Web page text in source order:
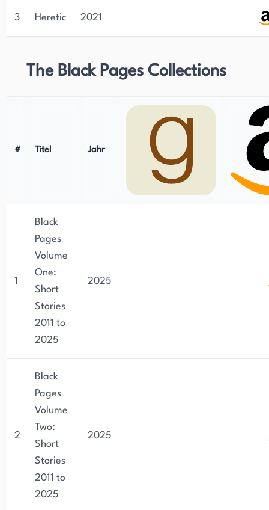
3 Heretic 2021
The Black Pages Collections
# Titel Jahr
1
Black
Pages
Volume
One:
Short
Stories
2011 to
2025
2025
2
Black
Pages
Volume
Two:
Short
Stories
2011 to
2025
2025